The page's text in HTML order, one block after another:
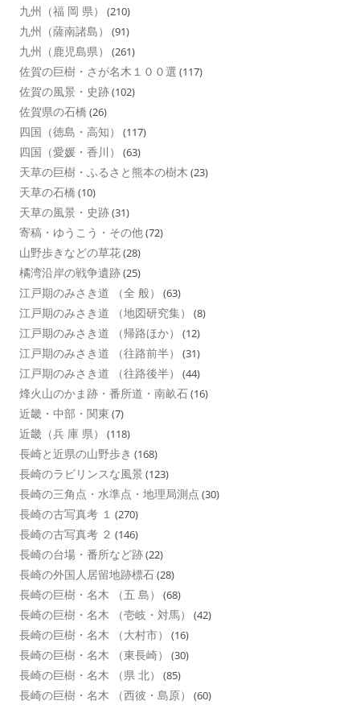
九州（福 岡 県） (210)
九州（薩南諸島） (91)
九州（鹿児島県） (261)
佐賀の巨樹・さが名木１００選 (117)
佐賀の風景・史跡(102)
佐賀県の石橋 (26)
四国（徳島・高知） (117)
四国（愛媛・香川） (63)
天草の巨樹・ふるさと熊本の樹木 (23)
天草の石橋 (10)
天草の風景・史跡(31)
寄稿・ゆうこう・その他(72)
山野歩きなどの草花(28)
橘湾沿岸の戦争遺跡(25)
江戸期のみさき道 （全 般） (63)
江戸期のみさき道 （地図研究集） (8)
江戸期のみさき道 （帰路ほか） (12)
江戸期のみさき道 （往路前半） (31)
江戸期のみさき道 （往路後半） (44)
烽火山のかま跡・番所道・南畝石(16)
近畿・中部・関東 (7)
近畿（兵 庫 県） (118)
長崎と近県の山野歩き (168)
長崎のラビリンスな風景 (123)
長崎の三角点・水準点・地理局測点 (30)
長崎の古写真考 １ (270)
長崎の古写真考 ２ (146)
長崎の台場・番所など跡(22)
長崎の外国人居留地跡標石(28)
長崎の巨樹・名木 （五 島） (68)
長崎の巨樹・名木 （壱岐・対馬） (42)
長崎の巨樹・名木 （大村市） (16)
長崎の巨樹・名木 （東長崎） (30)
長崎の巨樹・名木 （県 北） (85)
長崎の巨樹・名木 （西彼・島原） (60)